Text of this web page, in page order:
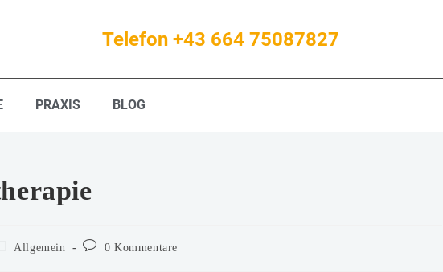
Telefon +43 664 75087827
PRAXIS BLOG
Allgemein 0 Kommentare